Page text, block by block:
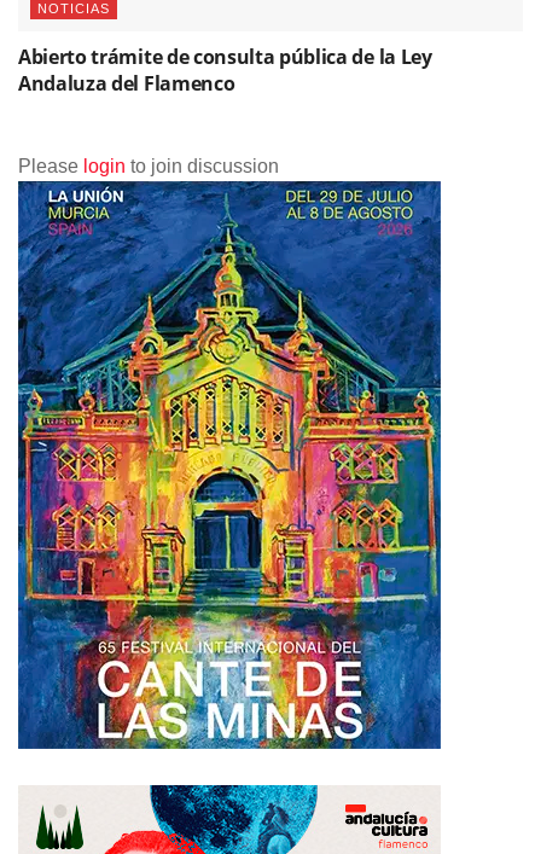
NOTICIAS
Abierto trámite de consulta pública de la Ley
Andaluza del Flamenco
Please login to join discussion